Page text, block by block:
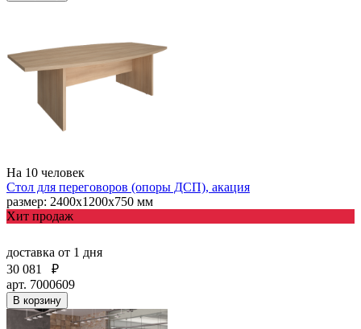
На 10 человек
Стол для переговоров (опоры ДСП), акация
размер: 2400х1200х750 мм
Хит продаж
доставка от 1 дня
30 081
₽
арт. 7000609
В корзину